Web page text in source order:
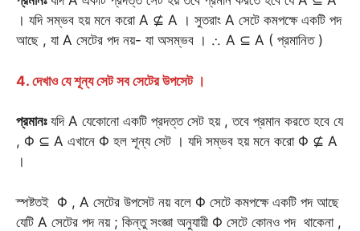
। যদি সম্ভব হয় মনে করো A ⊈ A । সুতরাং A সেটে কমপক্ষে একটি পদ
আছে , যা A সেটের পদ নয়- যা অসম্ভব । ∴ A ⊆ A ( প্রমানিত )
4. দেখাও যে শূন্য সেট সব সেটের উপসেট ।
প্রমানঃযদি A যেকোনো একটি প্রদত্ত সেট হয় , তবে প্রমান করতে হবে যে
, Φ ⊆ A এখানে Φ হল শূন্য সেট । যদি সম্ভব হয় মনে করো Φ ⊈ A
।
স্পষ্টতই Φ , A সেটের উপসেট নয় বলে Φ সেটে কমপক্ষে একটি পদ আছে
যেটি A সেটের পদ নয় ; কিন্তু সংজ্ঞা অনুযায়ী Φ সেটে কোনও পদ থাকেনা ,